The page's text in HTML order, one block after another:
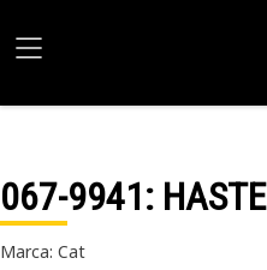
067-9941: HASTE
Marca: Cat